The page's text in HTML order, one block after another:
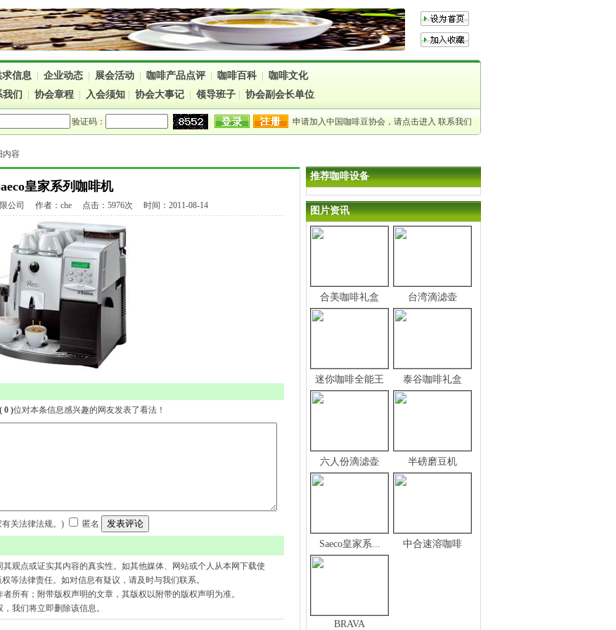
求信息 企业动态 展会活动 咖啡产品点评 咖啡百科
咖啡文化
我们 协会章程 入会须知 协会大事记 领导班子 协会副会长单位
验证码： 申请加入中国咖啡豆协会，请点击进入 联系我们
内容
皇家系列咖啡机
限公司 作者：che 点击：5976次 时间：2011-08-14
( 0 )位对本条信息感兴趣的网友发表了看法！
关法律法规。) 匿名
观点或证实其内容的真实性。如其他媒体、网站或个人从本网下载使
等法律责任。如对信息有疑议，请及时与我们联系。
所有；附带版权声明的文章，其版权以附带的版权声明为准。
我们将立即删除该信息。
推荐咖啡设备
图片资讯
合美咖啡礼盒 台湾滴滤壶
迷你咖啡全能王 泰谷咖啡礼盒
六人份滴滤壶 半磅磨豆机
Saeco皇家系... 中合速溶咖啡
BRAVA